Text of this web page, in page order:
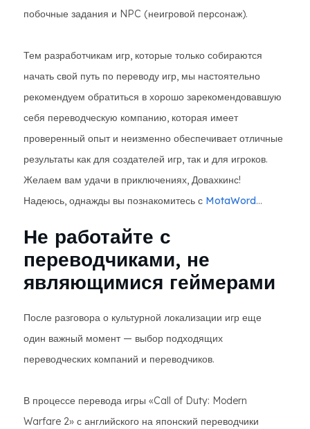
побочные задания и NPC (неигровой персонаж).
Тем разработчикам игр, которые только собираются
начать свой путь по переводу игр, мы настоятельно
рекомендуем обратиться в хорошо зарекомендовавшую
себя переводческую компанию, которая имеет
проверенный опыт и неизменно обеспечивает отличные
результаты как для создателей игр, так и для игроков.
Желаем вам удачи в приключениях, Довахкинс!
Надеюсь, однажды вы познакомитесь с MotaWord...
Не работайте с
переводчиками, не
являющимися геймерами
После разговора о культурной локализации игр еще
один важный момент — выбор подходящих
переводческих компаний и переводчиков.
В процессе перевода игры «Call of Duty: Modern
Warfare 2» с английского на японский переводчики